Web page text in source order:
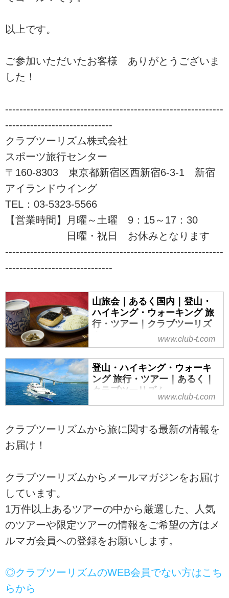
以上です。
ご参加いただいたお客様 ありがとうございま
した！
-------------------------------------------------------------
------------------------------
クラブツーリズム株式会社
スポーツ旅行センター
〒160-8303 東京都新宿区西新宿6-3-1 新宿
アイランドウイング
TEL：03-5323-5566
【営業時間】月曜～土曜 9：15～17：30
日曜・祝日 お休みとなります
-------------------------------------------------------------
------------------------------
山旅会｜あるく国内｜登山・
ハイキング・ウォーキング 旅
行・ツアー｜クラブツーリズ
ブツーリズムにおまかせ！安心で
快適な専属講師と専属添乗員が同
行。入門から上級までレベル、目
的に応じてクラス分けされた多彩
始めませんか！？ツアーの検索・
www.club-t.com
登山・ハイキング・ウォーキ
ング 旅行・ツアー｜あるく｜
クラブツーリズム
ウォーキング・ハイキング・登山
ム。気軽に楽しめるウォーキング
ご用意しております！自然の中を
www.club-t.com
クラブツーリズムから旅に関する最新の情報を
お届け！
クラブツーリズムからメールマガジンをお届け
しています。
1万件以上あるツアーの中から厳選した、人気
のツアーや限定ツアーの情報をご希望の方はメ
ルマガ会員への登録をお願いします。
◎クラブツーリズムのWEB会員でない方はこち
らから